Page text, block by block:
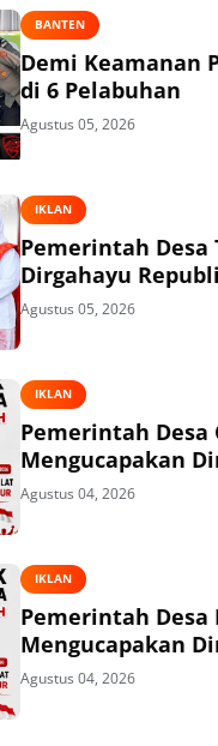
BANTEN
Demi Keamanan
di 6 Pelabuhan
Agustus 05, 2026
IKLAN
Pemerintah Desa
Dirgahayu
Agustus 05, 2026
IKLAN
Pemerintah Desa
Mengucapakan
Agustus 04, 2026
IKLAN
Pemerintah Desa
Mengucapakan
Agustus 04, 2026